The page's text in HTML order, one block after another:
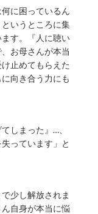
に困っているん
いうところに集
す。『人に聴い
お母さんが本当
止めてもらえた
向き合う力にも
しまった』…、
っています」と
少し解放されま
自身が本当に悩